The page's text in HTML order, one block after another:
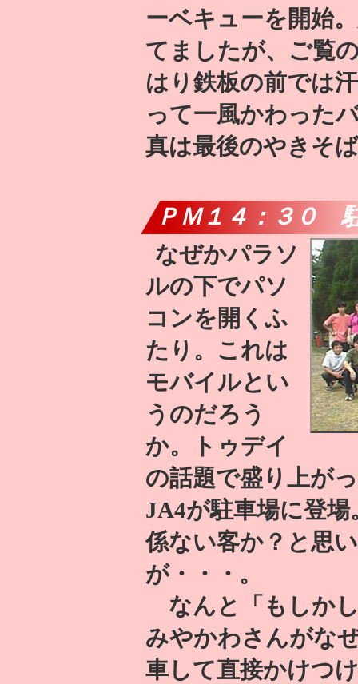
ーベキューを開始
てましたが、ご覧
はり鉄板の前では
って一風かわった
真は最後のやきそ
ＰＭ１４：３０
なぜかパラソ
ルの下でパソ
コンを開くふ
たり。これは
モバイルとい
うのだろう
か。トゥデイ
の話題で盛り上が
JA4が駐車場に登
係ない客か？と思
が・・・。
なんと「もしか
みやかわさんがな
車して直接かけつ